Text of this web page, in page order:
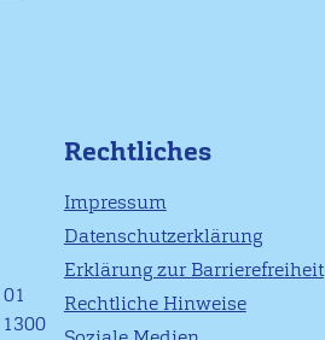
Rechtliches
Impressum
Datenschutzerklärung
Erklärung zur Barrierefreiheit
Rechtliche Hinweise